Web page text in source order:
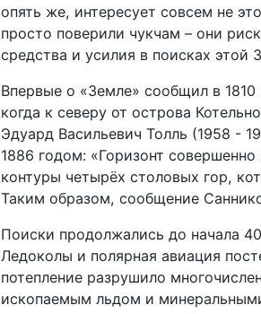
опять же, интересует совсем не
просто поверили чукчам – они
средства и усилия в поисках этой
Впервые о «Земле» сообщил в
когда к северу от острова
Эдуард Васильевич Толль (1958 -
1886 годом: «Горизонт
контуры четырёх столовых гор,
Таким образом, сообщение
Поиски продолжались до начала
Ледоколы и полярная авиация
потепление разрушило
ископаемым льдом и